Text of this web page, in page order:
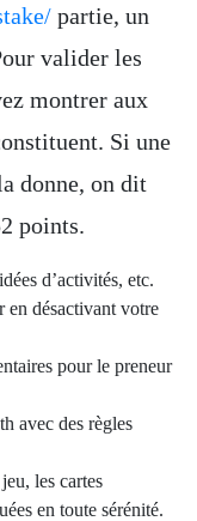
partie, un
valider les
montrer aux
Si une
donne, on dit
points.
d’activités, etc.
en désactivant votre
pour le preneur
avec des règles
les cartes
en toute sérénité.